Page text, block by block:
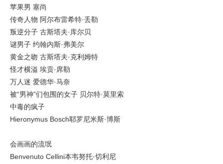
苹果男 塞尚
传奇人物 阿尔布雷希特·丢勒
叛逆分子 古斯塔夫·库尔贝
谜男子 约翰内斯·弗美尔
黄金之吻 古斯塔夫·克利姆特
怪才横溢 埃贡·席勒
万人迷 爱德华·马奈
被“男神”们包围的女子 贝尔特·莫里索
中毒的疯子
Hieronymus Bosch耶罗尼米斯·博斯
会画画的流氓
Benvenuto Cellini本韦努托·切利尼